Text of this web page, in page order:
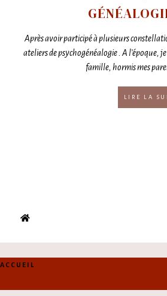
Après avoir participé à plusieurs
ateliers de psychogénéalogie . A l’époque,
famille, hormis mes
LIRE LA
ACCUEIL